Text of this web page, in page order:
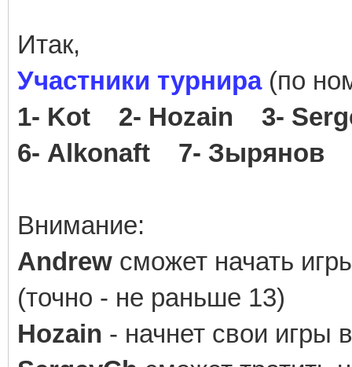
Итак,
Участники турнира(по
1- Kot 2- Hozain 3-
6- Alkonaft 7- Зырянов
Внимание:
Andrew сможет начать
(точно - не раньше 13)
Hozain - начнет свои игры